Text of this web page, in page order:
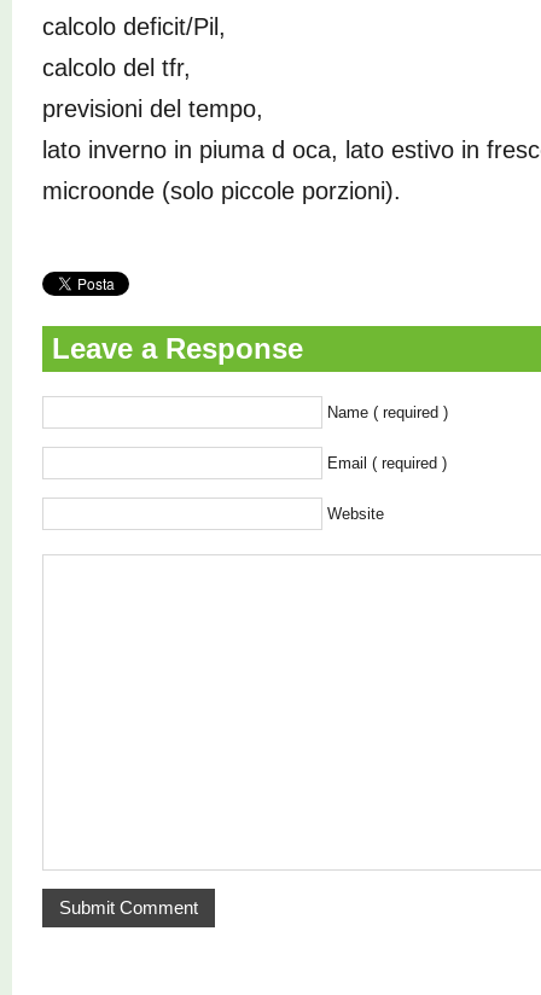
calcolo deficit/Pil,
calcolo del tfr,
previsioni del tempo,
lato inverno in piuma d oca, lato estivo in
microonde (solo piccole porzioni).
Leave a Response
Name ( required )
Email ( required )
Website